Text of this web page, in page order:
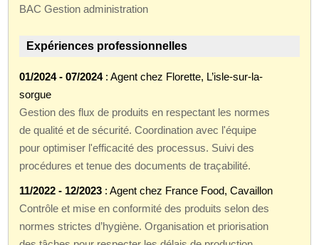
BAC Gestion administration
Expériences professionnelles
01/2024 - 07/2024: Agent chez Florette, L’isle-sur-la-
sorgue
Gestion des flux de produits en respectant les normes
de qualité et de sécurité. Coordination avec l'équipe
pour optimiser l'efficacité des processus. Suivi des
procédures et tenue des documents de traçabilité.
11/2022 - 12/2023 : Agent chez France Food, Cavaillon
Contrôle et mise en conformité des produits selon des
normes strictes d’hygiène. Organisation et priorisation